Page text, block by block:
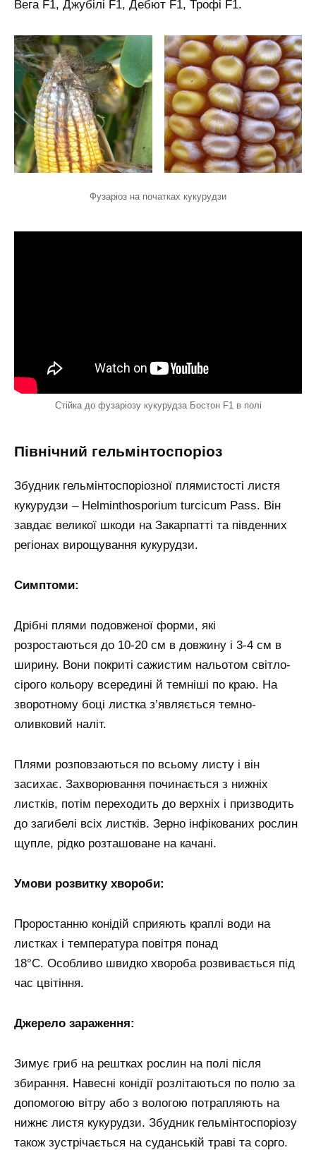
Вега F1, Джубілі F1, Дебют F1, Трофі F1.
Фузаріоз на початках кукурудзи
Стійка до фузаріозу кукурудза Бостон F1 в полі
Північний гельмінтоспоріоз
Збудник гельмінтоспоріозної плямистості листя
кукурудзи – Helminthosporium turcicum Pass. Він
завдає великої шкоди на Закарпатті та південних
регіонах вирощування кукурудзи.
Симптоми:
Дрібні плями подовженої форми, які
розростаються до 10-20 см в довжину і 3-4 см в
ширину. Вони покриті сажистим нальотом світло-
сірого кольору всередині й темніші по краю. На
зворотному боці листка з’являється темно-
оливковий наліт.
Плями розповзаються по всьому листу і він
засихає. Захворювання починається з нижніх
листків, потім переходить до верхніх і призводить
до загибелі всіх листків. Зерно інфікованих рослин
щупле, рідко розташоване на качані.
Умови розвитку хвороби:
Проростанню конідій сприяють краплі води на
листках і температура повітря понад
18°С. Особливо швидко хвороба розвивається під
час цвітіння.
Джерело зараження:
Зимує гриб на рештках рослин на полі після
збирання. Навесні конідії розлітаються по полю за
допомогою вітру або з вологою потрапляють на
нижнє листя кукурудзи. Збудник гельмінтоспоріозу
також зустрічається на суданській траві та сорго.